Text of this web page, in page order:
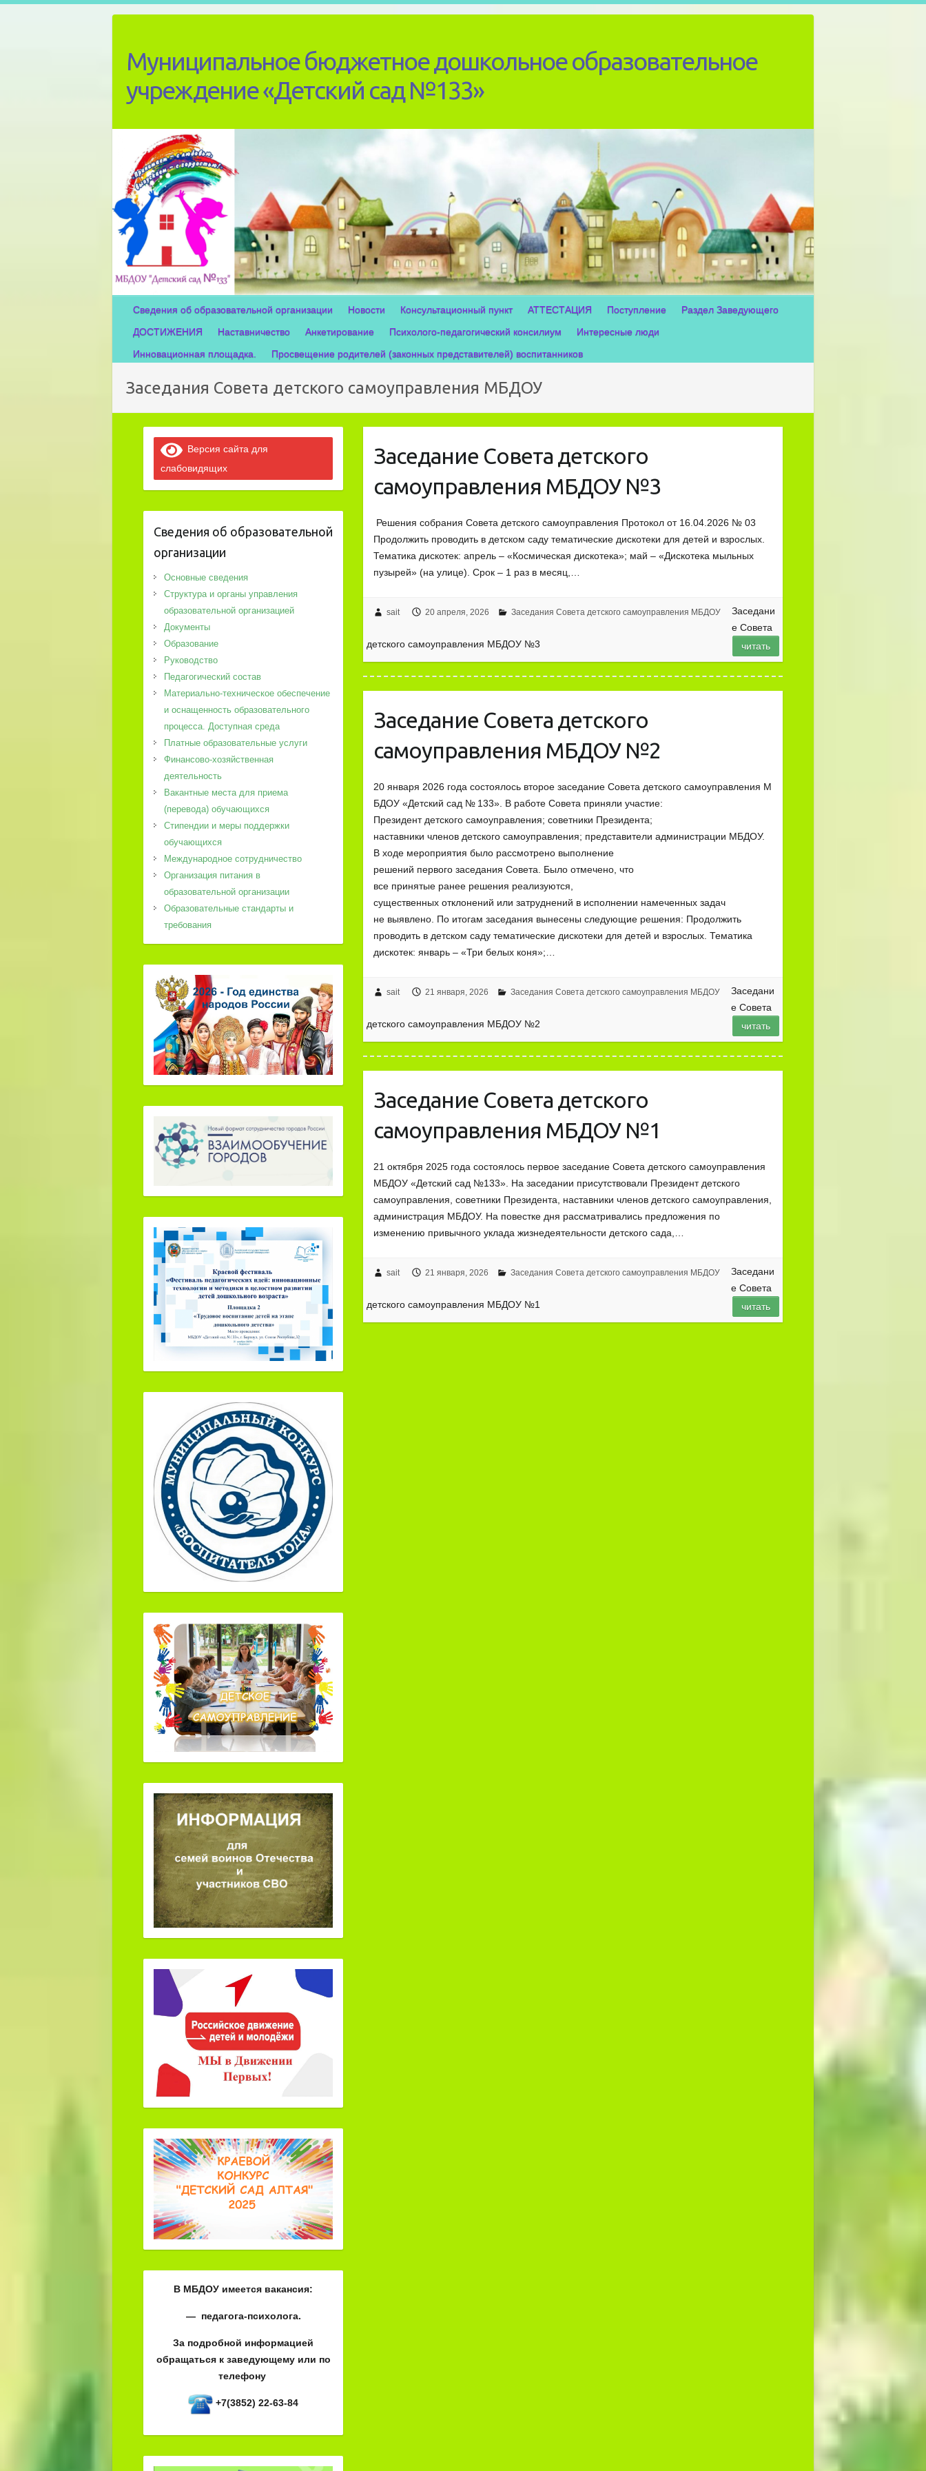
Муниципальное бюджетное дошкольное образовательное
учреждение «Детский сад №133»
Сведения об образовательной организации Новости Консультационный пункт АТТЕСТАЦИЯ Поступление
Раздел Заведующего
ДОСТИЖЕНИЯ
Наставничество Анкетирование Психолого-педагогический консилиум
Интересные люди
Инновационная площадка.
Просвещение родителей (законных представителей) воспитанников
Заседания Совета детского самоуправления МБДОУ
Заседание Совета детского
самоуправления МБДОУ №3
Решения собрания Совета детского самоуправления Протокол от 16.04.2026 № 03
Продолжить проводить в детском саду тематические дискотеки для детей и взрослых.
Тематика дискотек: апрель – «Космическая дискотека»; май – «Дискотека мыльных
пузырей» (на улице). Срок – 1 раз в месяц,…
sait 20 апреля, 2026 Заседания Совета детского самоуправления МБДОУ
Заседани
е Совета
детского самоуправления МБДОУ №3
читать
Заседание Совета детского
самоуправления МБДОУ №2
20 января 2026 года состоялось второе заседание Совета детского самоуправления М
БДОУ «Детский сад № 133». В работе Совета приняли участие:
Президент детского самоуправления; советники Президента;
наставники членов детского самоуправления; представители администрации МБДОУ.
В ходе мероприятия было рассмотрено выполнение
решений первого заседания Совета. Было отмечено, что
все принятые ранее решения реализуются,
существенных отклонений или затруднений в исполнении намеченных задач
не выявлено. По итогам заседания вынесены следующие решения: Продолжить
проводить в детском саду тематические дискотеки для детей и взрослых. Тематика
дискотек: январь – «Три белых коня»;…
sait 21 января, 2026 Заседания Совета детского самоуправления МБДОУ
Заседани
е Совета
детского самоуправления МБДОУ №2
читать
Заседание Совета детского
самоуправления МБДОУ №1
21 октября 2025 года состоялось первое заседание Совета детского самоуправления
МБДОУ «Детский сад №133». На заседании присутствовали Президент детского
самоуправления, советники Президента, наставники членов детского самоуправления,
администрация МБДОУ. На повестке дня рассматривались предложения по
изменению привычного уклада жизнедеятельности детского сада,…
sait 21 января, 2026 Заседания Совета детского самоуправления МБДОУ
Заседани
е Совета
детского самоуправления МБДОУ №1
читать
Версия сайта для
слабовидящих
Сведения об образовательной
организации
Основные сведения
Структура и органы управления
образовательной организацией
Документы
Образование
Руководство
Педагогический состав
Материально-техническое обеспечение
и оснащенность образовательного
процесса. Доступная среда
Платные образовательные услуги
Финансово-хозяйственная
деятельность
Вакантные места для приема
(перевода) обучающихся
Стипендии и меры поддержки
обучающихся
Международное сотрудничество
Организация питания в
образовательной организации
Образовательные стандарты и
требования
В МБДОУ имеется вакансия:
— педагога-психолога.
За подробной информацией
обращаться к заведующему или по
телефону
+7(3852) 22-63-84